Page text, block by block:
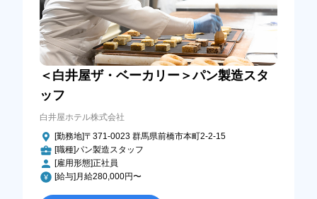
＜白井屋ザ・ベーカリー＞パン製造スタ
ッフ
白井屋ホテル株式会社
[勤務地]〒371-0023 群馬県前橋市本町2-2-15
[職種]パン製造スタッフ
[雇用形態]正社員
[給与]月給280,000円〜